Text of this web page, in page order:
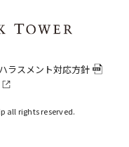
ラスメント対応方針
all rights reserved.